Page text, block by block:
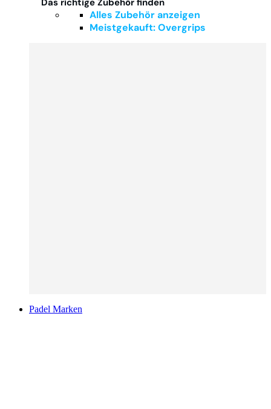
Alles Zubehör anzeigen
Meistgekauft: Overgrips
Padel Marken